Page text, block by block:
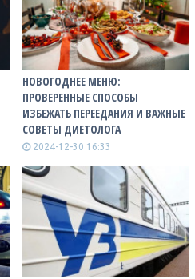
НОВОГОДНЕЕ МЕНЮ:
ПРОВЕРЕННЫЕ СПОСОБЫ
ИЗБЕЖАТЬ ПЕРЕЕДАНИЯ И ВАЖНЫЕ
СОВЕТЫ ДИЕТОЛОГА
2024-12-30 16:33